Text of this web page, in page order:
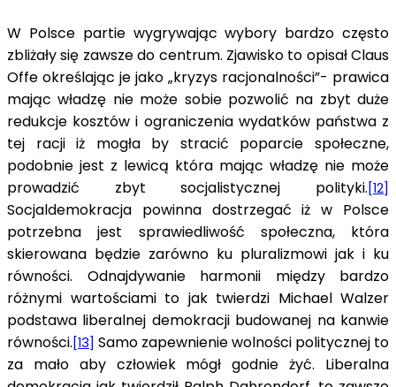
W Polsce partie wygrywając wybory bardzo często
zbliżały się zawsze do centrum. Zjawisko to opisał Claus
Offe określając je jako „kryzys racjonalności”- prawica
mając władzę nie może sobie pozwolić na zbyt duże
redukcje kosztów i ograniczenia wydatków państwa z
tej racji iż mogła by stracić poparcie społeczne,
podobnie jest z lewicą która mając władzę nie może
prowadzić zbyt socjalistycznej polityki. [12]
Socjaldemokracja powinna dostrzegać iż w Polsce
potrzebna jest sprawiedliwość społeczna, która
skierowana będzie zarówno ku pluralizmowi jak i ku
równości. Odnajdywanie harmonii między bardzo
różnymi wartościami to jak twierdzi Michael Walzer
podstawa liberalnej demokracji budowanej na kanwie
równości. [13] Samo zapewnienie wolności politycznej to
za mało aby człowiek mógł godnie żyć. Liberalna